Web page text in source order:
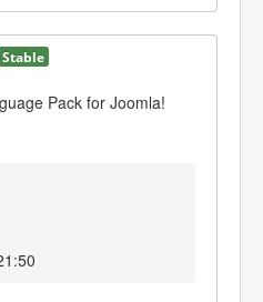
Stable
Pack for Joomla!